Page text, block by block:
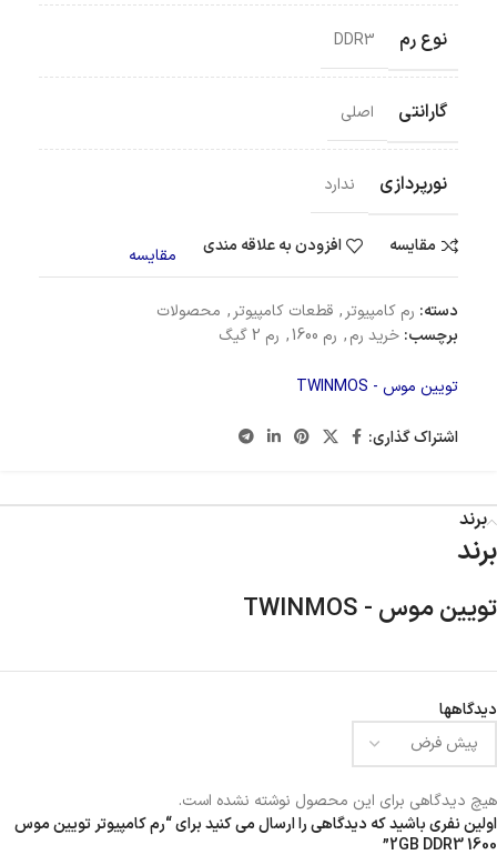
نوع رم DDR3
گارانتی اصلی
نورپردازی ندارد
مقایسه افزودن به علاقه مندی مقایسه
دسته: رم کامپیوتر , قطعات کامپیوتر , محصولات
برچسب: خرید رم, رم 1600 , رم 2 گیگ
تویین موس - TWINMOS
اشتراک گذاری:
برند
برند
تویین موس - TWINMOS
دیدگاهها
هیچ دیدگاهی برای این محصول نوشته نشده است.
اولین نفری باشید که دیدگاهی را ارسال می کنید برای “رم کامپیوتر تویین موس
2GB DDR3 1600”